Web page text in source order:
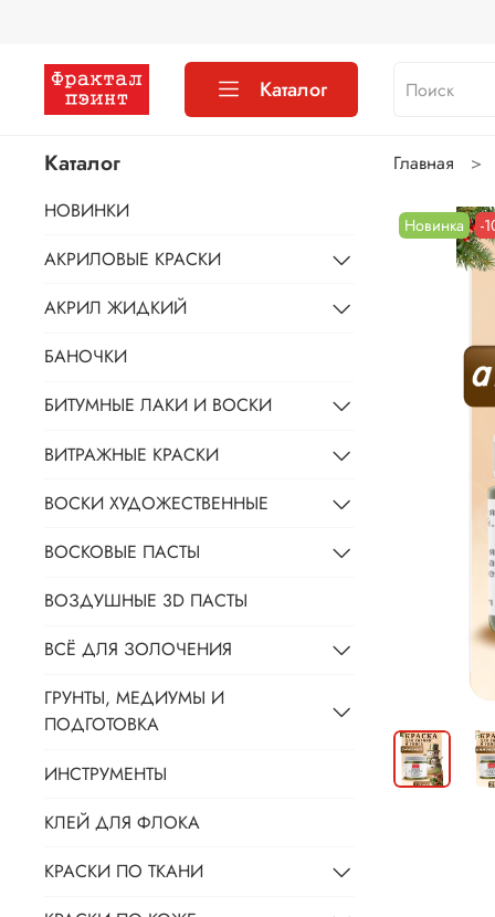
Каталог
Главная
Новинка -
Каталог
НОВИНКИ
АКРИЛОВЫЕ КРАСКИ
АКРИЛ ЖИДКИЙ
БАНОЧКИ
БИТУМНЫЕ ЛАКИ И ВОСКИ
ВИТРАЖНЫЕ КРАСКИ
ВОСКИ ХУДОЖЕСТВЕННЫЕ
ВОСКОВЫЕ ПАСТЫ
ВОЗДУШНЫЕ 3D ПАСТЫ
ВСЁ ДЛЯ ЗОЛОЧЕНИЯ
ГРУНТЫ, МЕДИУМЫ И
ПОДГОТОВКА
ИНСТРУМЕНТЫ
КЛЕЙ ДЛЯ ФЛОКА
КРАСКИ ПО ТКАНИ